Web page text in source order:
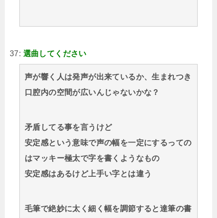
37: 選曲してください
声が響く人は発声が出来ているか、生まれつき
口腔内の空間が広いんじゃないかな？
矛盾してる事を言うけど
安定感という意味で声の幅を一定にするっての
はマッキー極太で字を書くようなもの
安定感はあるけど上手い字とは違う
毛筆で絶妙に太く細く幅を調節すると達筆の書